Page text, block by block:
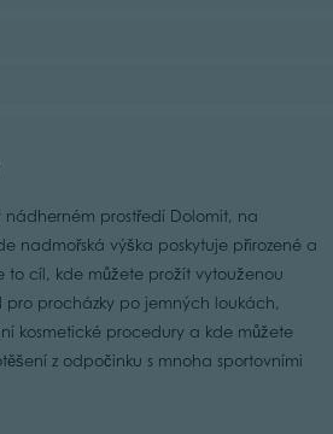
nádherném prostředí Dolomit, na
nadmořská výška poskytuje přirozené a
to cíl, kde můžete prožít vytouženou
procházky po jemných loukách,
kosmetické procedury a kde můžete
z odpočinku s mnoha sportovními